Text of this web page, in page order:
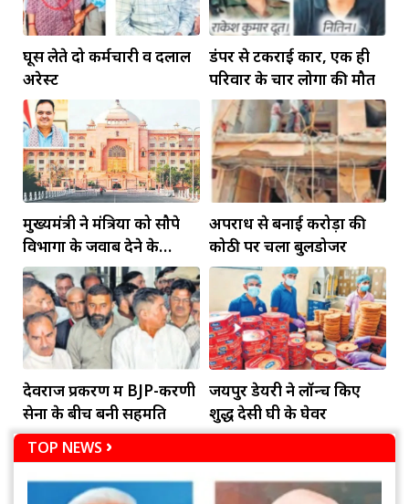
घूस लेते दो कर्मचारी व दलाल
अरेस्ट
डंपर से टकराई कार, एक ही
परिवार के चार लोगों की मौत
मुख्यमंत्री ने मंत्रियों को सौपे
विभागों के जवाब देने के
दायित्व
अपराध से बनाई करोड़ों की
कोठी पर चला बुलडोजर
देवराज प्रकरण में BJP-करणी
सेना के बीच बनी सहमति
जयपुर डेयरी ने लॉन्च किए
शुद्ध देसी घी के घेवर
TOP NEWS